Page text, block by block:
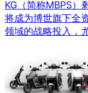
KG（简称MBPS）
将成为博世旗下全
领域的战略投入，